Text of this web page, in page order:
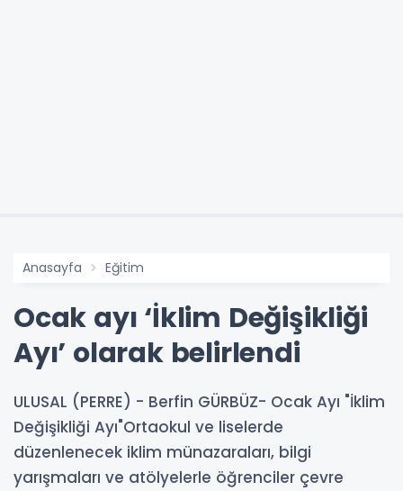
Anasayfa Eğitim
Ocak ayı ‘İklim Değişikliği
Ayı’ olarak belirlendi
ULUSAL (PERRE) - Berfin GÜRBÜZ- Ocak Ayı "İklim
Değişikliği Ayı"Ortaokul ve liselerde
düzenlenecek iklim münazaraları, bilgi
yarışmaları ve atölyelerle öğrenciler çevre